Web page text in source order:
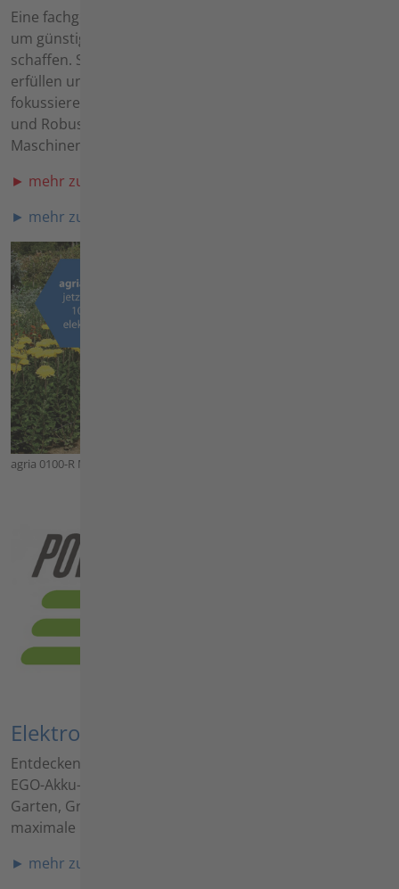
agria 0100-R Motorhacke
Eine fachgerechte Bodenbearbeitung ist unabdingbar,
um günstige Keim- und Wachstumsbedingungen zu
schaffen. Seit der Gründung des Unternehmens
erfüllen unsere Hacken genau diesen Zweck. Wir
fokussieren uns bei der Entwicklung auf Langlebigkeit
und Robustheit, damit Sie lange Freude an unseren
Maschinen haben.
► mehr zu den Motorhacken
► mehr zu elektrischen Motorhacken
Elektro
Entdecken Sie die neue agria Elektrogeräte-Serie mit
EGO-Akku-System: kraftvoll, leise und emissionsfrei für
Garten, Grünflächen und kommunale Einsätze –
maximale Flexibilität bei minimalem Aufwand.
► mehr zu Elektro